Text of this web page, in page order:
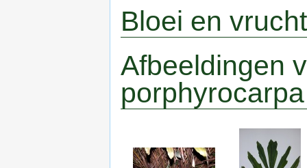
Bloei en
Afbeeldingen
porphyrocarpa